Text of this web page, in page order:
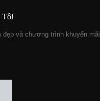
Tôi
đẹp và chương trình khuyến